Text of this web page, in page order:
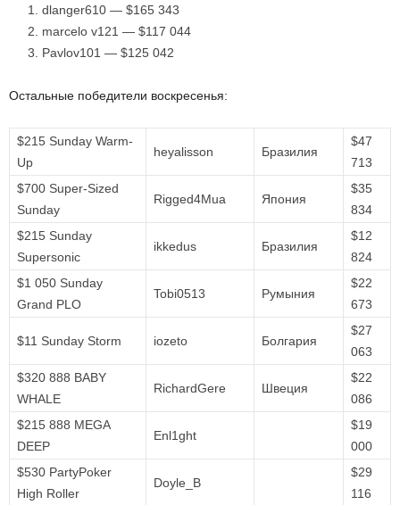
dlanger610 — $165 343
marcelo v121 — $117 044
Pavlov101 — $125 042
Остальные победители воскресенья:
$215 Sunday Warm-
Up
heyalisson Бразилия
$47
713
$700 Super-Sized
Sunday
Rigged4Mua Япония
$35
834
$215 Sunday
Supersonic
ikkedus Бразилия
$12
824
$1 050 Sunday
Grand PLO
Tobi0513 Румыния
$22
673
$11 Sunday Storm iozeto Болгария
$27
063
$320 888 BABY
WHALE
RichardGere Швеция
$22
086
$215 888 MEGA
DEEP
Enl1ght
$19
000
$530 PartyPoker
High Roller
Doyle_B
$29
116